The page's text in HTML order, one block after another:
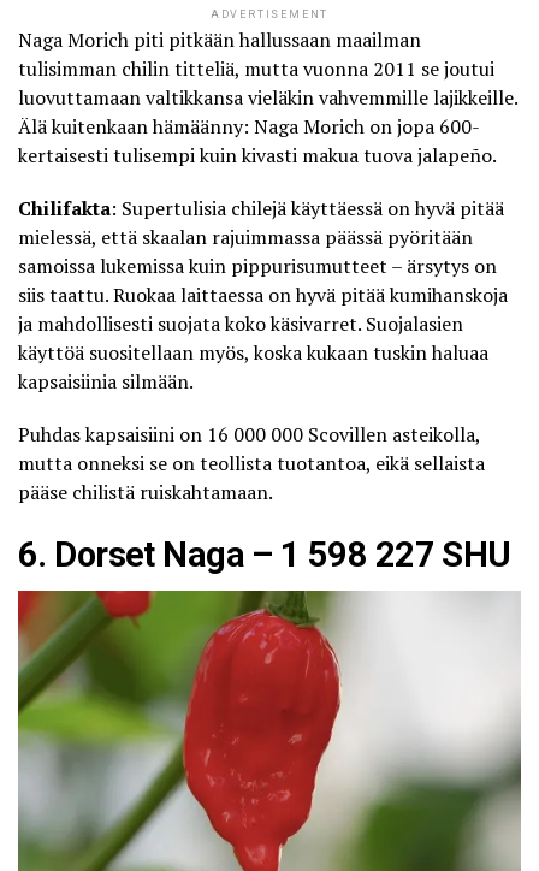
ADVERTISEMENT
Naga Morich piti pitkään hallussaan maailman
tulisimman chilin titteliä, mutta vuonna 2011 se joutui
luovuttamaan valtikkansa vieläkin vahvemmille lajikkeille.
Älä kuitenkaan hämäänny: Naga Morich on jopa 600-
kertaisesti tulisempi kuin kivasti makua tuova jalapeño.
Chilifakta: Supertulisia chilejä käyttäessä on hyvä pitää
mielessä, että skaalan rajuimmassa päässä pyöritään
samoissa lukemissa kuin pippurisumutteet – ärsytys on
siis taattu. Ruokaa laittaessa on hyvä pitää kumihanskoja
ja mahdollisesti suojata koko käsivarret. Suojalasien
käyttöä suositellaan myös, koska kukaan tuskin haluaa
kapsaisiinia silmään.
Puhdas kapsaisiini on 16 000 000 Scovillen asteikolla,
mutta onneksi se on teollista tuotantoa, eikä sellaista
pääse chilistä ruiskahtamaan.
6. Dorset Naga – 1 598 227 SHU